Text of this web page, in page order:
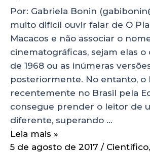
Por: Gabriela Bonin
muito difícil ouvir falar de O
Macacos e não associar o
cinematográficas, sejam elas o
de 1968 ou as inúmeras
posteriormente. No entanto, o
recentemente no Brasil pela
consegue prender o leitor de
diferente, superando …
Leia mais »
5 de agosto de 2017 / Científico,